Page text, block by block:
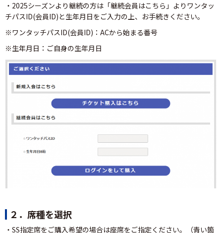
・2025シーズンより継続の方は「継続会員はこちら」よりワンタッ
チパスID(会員ID)と生年月日をご入力の上、お手続きください。
※ワンタッチパスID(会員ID)：ACから始まる番号
※生年月日：ご自身の生年月日
２．席種を選択
・SS指定席をご購入希望の場合は座席をご指定ください。（青い箇